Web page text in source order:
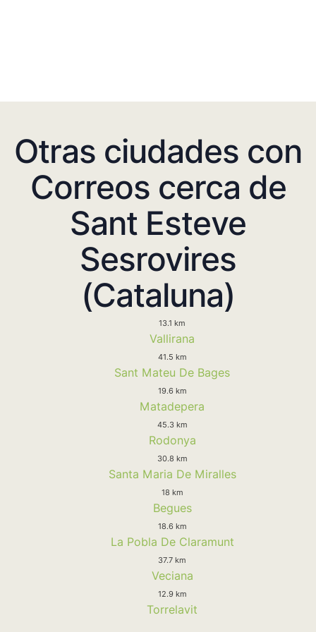
Otras ciudades con
Correos cerca de
Sant Esteve
Sesrovires
(Cataluna)
13.1 km
Vallirana
41.5 km
Sant Mateu De Bages
19.6 km
Matadepera
45.3 km
Rodonya
30.8 km
Santa Maria De Miralles
18 km
Begues
18.6 km
La Pobla De Claramunt
37.7 km
Veciana
12.9 km
Torrelavit